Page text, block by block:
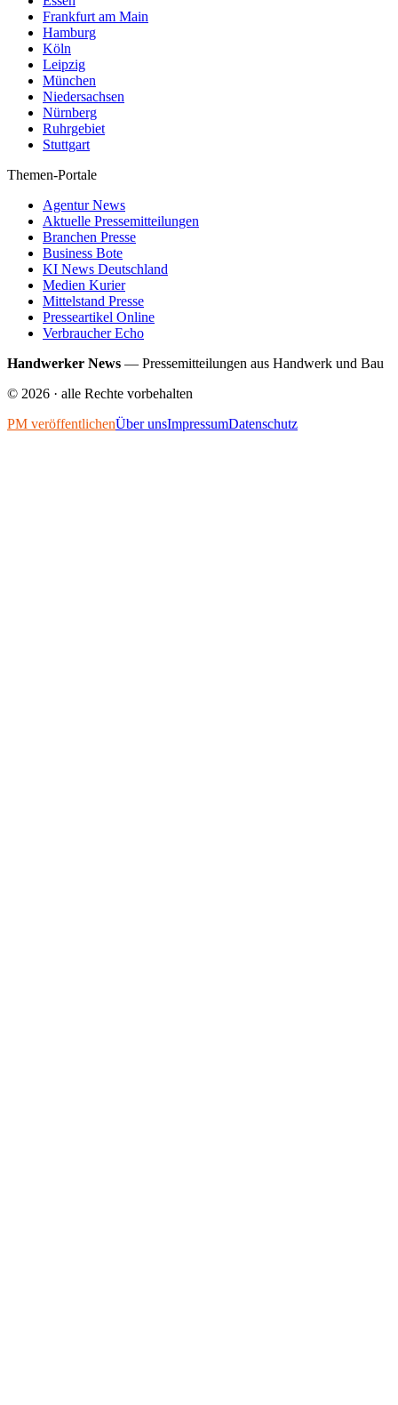
Frankfurt am Main
Hamburg
Köln
Leipzig
München
Niedersachsen
Nürnberg
Ruhrgebiet
Stuttgart
Themen-Portale
Agentur News
Aktuelle Pressemitteilungen
Branchen Presse
Business Bote
KI News Deutschland
Medien Kurier
Mittelstand Presse
Presseartikel Online
Verbraucher Echo
Handwerker News — Pressemitteilungen aus Handwerk und Bau
© 2026 · alle Rechte vorbehalten
PM veröffentlichenÜber unsImpressumDatenschutz